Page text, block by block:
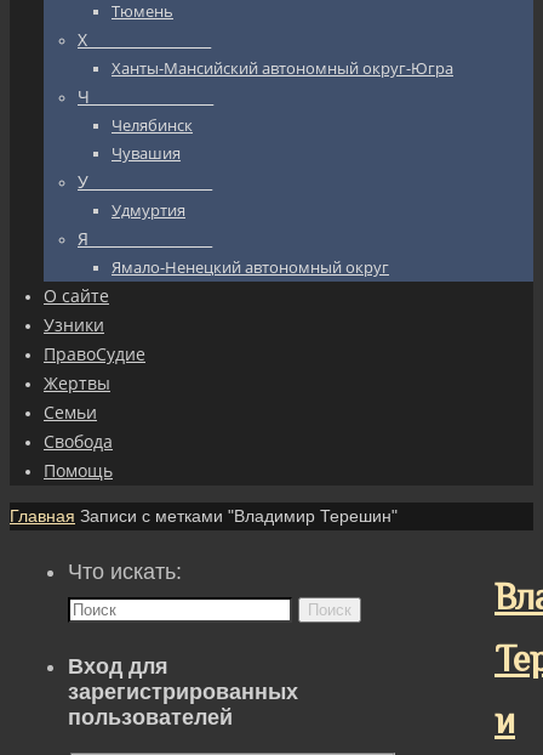
Тюмень
Х_________________
Ханты-Мансийский автономный округ-Югра
Ч_________________
Челябинск
Чувашия
У_________________
Удмуртия
Я_________________
Ямало-Ненецкий автономный округ
О сайте
Узники
ПравоСудие
Жертвы
Семьи
Свобода
Помощь
Главная Записи с метками "Владимир Терешин"
и
Что искать:
Поиск
Вход для
зарегистрированных
пользователей